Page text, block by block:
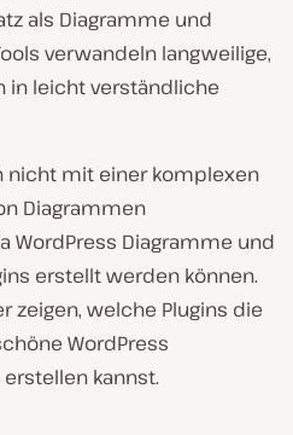
als Diagramme und
verwandeln langweilige,
in leicht verständliche
nicht mit einer komplexen
Diagrammen
WordPress Diagramme und
erstellt werden können.
zeigen, welche Plugins die
WordPress
kannst.